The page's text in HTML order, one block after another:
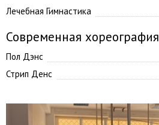
Лечебная Гимнастика
Современная хореография
Пол Дэнс
Стрип Денс